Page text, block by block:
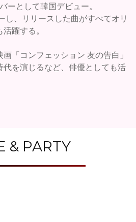
ーとして韓国デビュー。
し、リリースした曲がすべてオリ
躍する。
「コンフェッション 友の告白」
を演じるなど、俳優としても活
& PARTY